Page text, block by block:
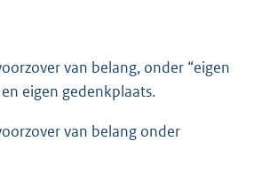
van belang, onder “eigen
eigen gedenkplaats.
van belang onder